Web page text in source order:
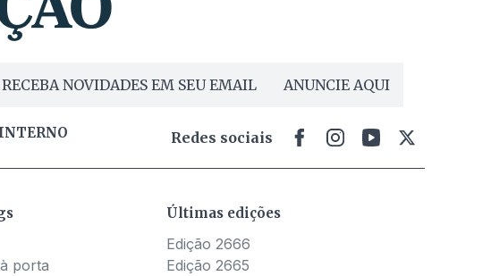
RECEBA NOVIDADES EM SEU EMAIL ANUNCIE AQUI
Redes sociais
porta
Últimas edições
Edição 2666
Edição 2665